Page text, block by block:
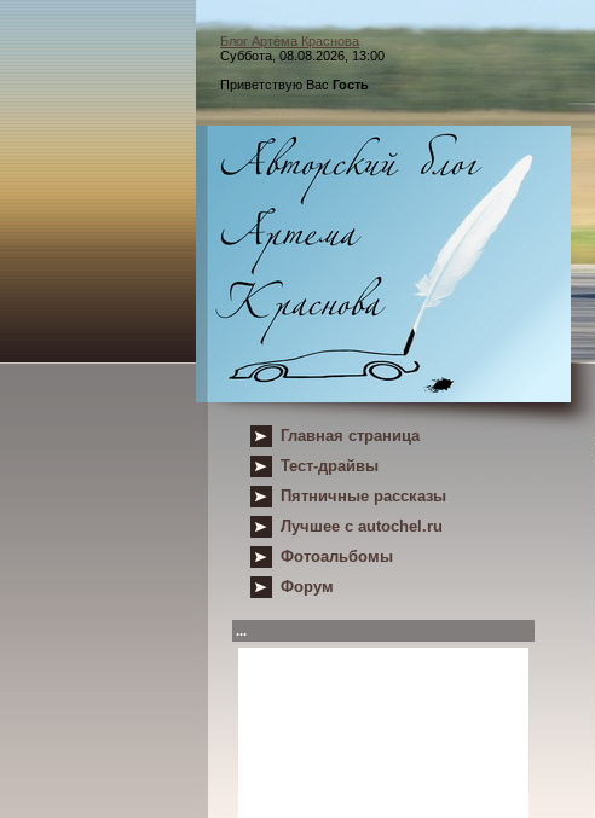
Блог Артёма Краснова
Суббота, 08.08.2026, 13:00
Приветствую Вас Гость
Главная страница
Тест-драйвы
Пятничные рассказы
Лучшее с autochel.ru
Фотоальбомы
Форум
...